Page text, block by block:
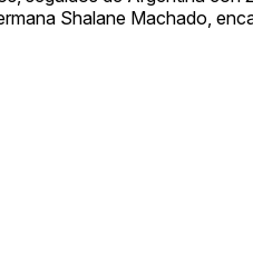
Shalane Machado,